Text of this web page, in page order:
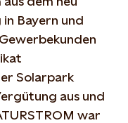
Bayern und
Solarpark
aus und
war